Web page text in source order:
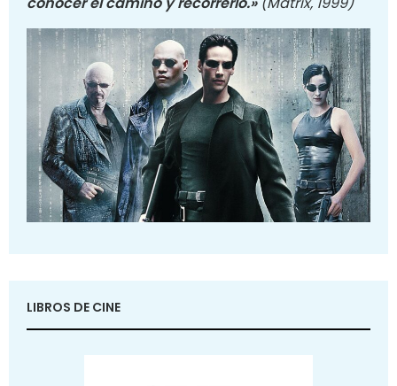
LIBROS DE CINE